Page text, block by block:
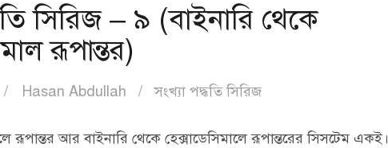
সিরিজ – ৯ (বাইনারি থেকে
রূপান্তর)
Hasan Abdullah সংখ্যা পদ্ধতি সিরিজ
রূপান্তর আর বাইনারি থেকে হেক্সাডেসিমালে রূপান্তরের সিসটেম একই।